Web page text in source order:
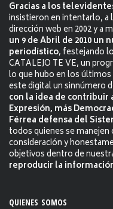
Gracias a los
insistieron en intentarlo, a
dirección web en 2002 y a
un 9 de Abril de 2010
periodístico, festejando
CATALEJO TE VE, un
lo que hubo en los
este digital un sinnúmero
con la idea de contribuir
Expresión, más
Férrea defensa del
todos quienes se
consideración y
objetivos dentro de
reproducir la
QUIENES SOMOS